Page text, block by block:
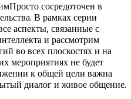
сосредоточен в
В рамках серии
аспекты, связанные с
и рассмотрим
во всех плоскостях и на
мероприятиях не будет
к общей цели важна
диалог и живое общение.